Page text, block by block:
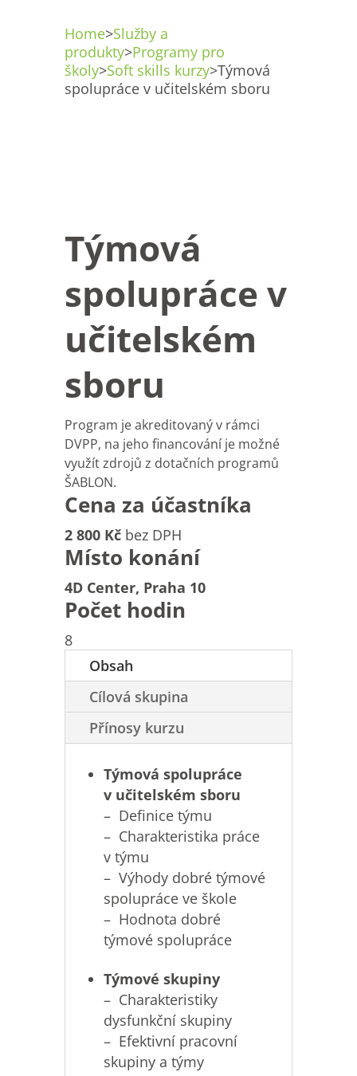
Home>Služby a
produkty>Programy pro
školy>Soft skills kurzy>Týmová
spolupráce v učitelském sboru
Týmová
spolupráce v
učitelském
sboru
Program je akreditovaný v rámci
DVPP, na jeho financování je možné
využít zdrojů z dotačních programů
ŠABLON.
Cena za účastníka
2 800 Kčbez DPH
Místo konání
4D Center, Praha 10
Počet hodin
8
Obsah
Cílová skupina
Přínosy kurzu
Týmová spolupráce
v učitelském sboru
– Definice týmu
– Charakteristika práce
v týmu
– Výhody dobré týmové
spolupráce ve škole
– Hodnota dobré
týmové spolupráce
Týmové skupiny
– Charakteristiky
dysfunkční skupiny
– Efektivní pracovní
skupiny a týmy